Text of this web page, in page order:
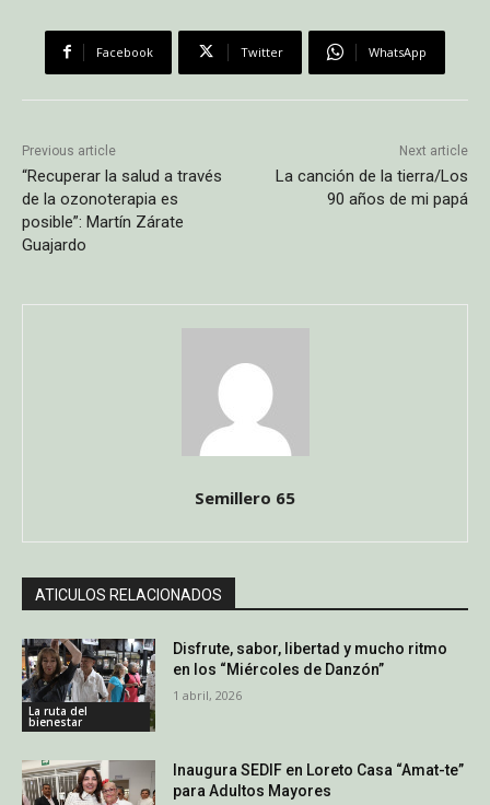
Facebook Twitter WhatsApp
Previous article
“Recuperar la salud a través
de la ozonoterapia es
posible”: Martín Zárate
Guajardo
Next article
La canción de la tierra/Los
90 años de mi papá
Semillero 65
ATICULOS RELACIONADOS
La ruta del
bienestar
Disfrute, sabor, libertad y mucho ritmo
en los “Miércoles de Danzón”
1 abril, 2026
Inaugura SEDIF en Loreto Casa “Amat-te”
para Adultos Mayores